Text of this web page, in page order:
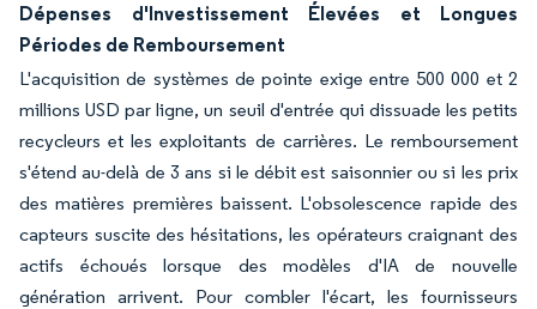
Dépenses d'Investissement Élevées et Longues
Périodes de Remboursement
L'acquisition de systèmes de pointe exige entre 500 000 et 2
millions USD par ligne, un seuil d'entrée qui dissuade les petits
recycleurs et les exploitants de carrières. Le remboursement
s'étend au-delà de 3 ans si le débit est saisonnier ou si les prix
des matières premières baissent. L'obsolescence rapide des
capteurs suscite des hésitations, les opérateurs craignant des
actifs échoués lorsque des modèles d'IA de nouvelle
génération arrivent. Pour combler l'écart, les fournisseurs